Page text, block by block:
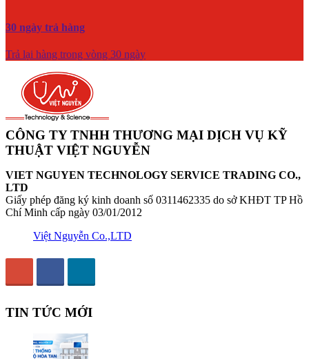
30 ngày trả hàng
Trả lại hàng trong vòng 30 ngày
CÔNG TY TNHH THƯƠNG MẠI DỊCH VỤ KỸ
THUẬT VIỆT NGUYỄN
VIET NGUYEN TECHNOLOGY SERVICE TRADING CO.,
LTD
Giấy phép đăng ký kinh doanh số 0311462335 do sở KHĐT TP Hồ
Chí Minh cấp ngày 03/01/2012
Việt Nguyễn Co.,LTD
TIN TỨC MỚI